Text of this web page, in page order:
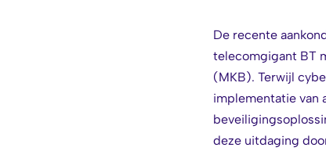
De recente
telecomgigant BT
(MKB). Terwijl
implementatie van
deze uitdaging